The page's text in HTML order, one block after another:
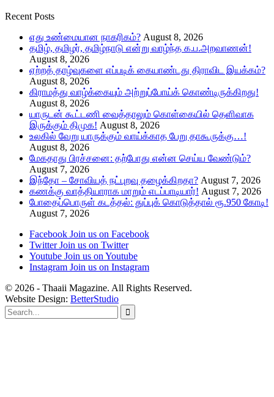
Recent Posts
எது உண்மையான நாகரிகம்? August 8, 2026
தமிழ், தமிழர், தமிழ்நாடு என்று வாழ்ந்த க.ப.அறவாணன்!
August 8, 2026
ஏற்றத் தாழ்வுகளை எப்படிக் கையாண்டது திராவிட இயக்கம்?
August 8, 2026
கிராமத்து வாழ்க்கையும் அற்றுப்போய்க் கொண்டிருக்கிறது!
August 8, 2026
யாருடன் கூட்டணி வைத்தாலும் கொள்கையில் தெளிவாக
இருக்கும் திமுக! August 8, 2026
உலகில் வேறு யாருக்கும் வாய்க்காத பேறு தாகூருக்கு…!
August 8, 2026
மேகதாது பிரச்சனை: தற்போது என்ன செய்ய வேண்டும்?
August 7, 2026
இந்தோ – சோவியத் நட்புறவு தழைக்கிறதா? August 7, 2026
கணக்கு வாத்தியாராக மாறும் எடப்பாடியார்! August 7, 2026
போதைப்பொருள் கடத்தல்: துப்புக் கொடுத்தால் ரூ.950 கோடி!
August 7, 2026
Facebook Join us on Facebook
Twitter Join us on Twitter
Youtube Join us on Youtube
Instagram Join us on Instagram
© 2026 - Thaaii Magazine. All Rights Reserved.
Website Design: BetterStudio